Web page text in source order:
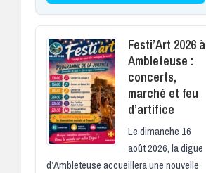
Festi’Art 2026 à
Ambleteuse :
concerts,
marché et feu
d’artifice
Le dimanche 16
août 2026, la digue
d’Ambleteuse accueillera une nouvelle